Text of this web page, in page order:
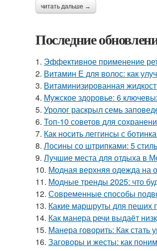
читать дальше →
Последние
1. Эффективное применение
2. Витамин Е для волос: как
3. Витаминизированная
4. Мужское здоровье: 6
5. Уролог раскрыл семь
6. Топ-10 советов для
7. Как носить леггинсы с
8. Лосины со штрипками: 5
9. Лучшие места для отдыха в
10. Модная верхняя одежда на
11. Модные тренды 2025: что
12. Современные способы
13. Какие маршруты для пеших
14. Как манера речи выдаёт
15. Манера говорить: Как
16. Заговоры и жесты: как